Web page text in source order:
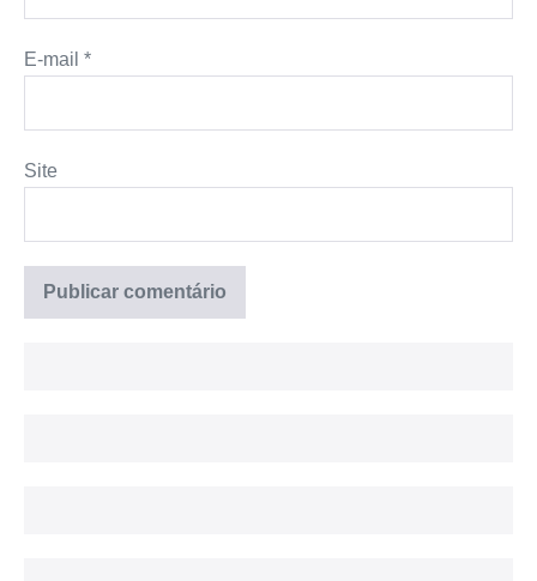
E-mail *
Site